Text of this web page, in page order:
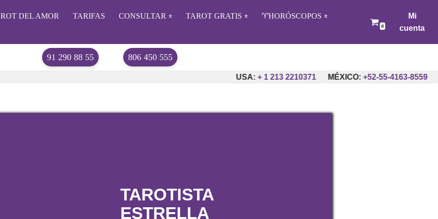
DEL AMOR TARIFAS CONSULTAR TAROT GRATIS
♈️HORÓSCOPOS
0
Mi
cuenta
91 290 88 55 806 450 555
+ 1 213 2210371 MÉXICO:+52-55-4163-8559
TAROTISTA
ESTRELLA